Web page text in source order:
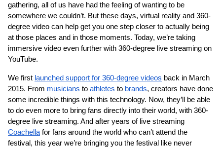
gathering, all of us have had the feeling of wanting to be
somewhere we couldn’t. But these days, virtual reality and 360-
degree video can help get you one step closer to actually being
at those places and in those moments. Today, we’re taking
immersive video even further with 360-degree live streaming on
YouTube.
We first launched support for 360-degree videos back in March
2015. From musicians to athletes to brands, creators have done
some incredible things with this technology. Now, they’ll be able
to do even more to bring fans directly into their world, with 360-
Coachella for fans around the world who can’t attend the
festival, this year we’re bringing you the festival like never